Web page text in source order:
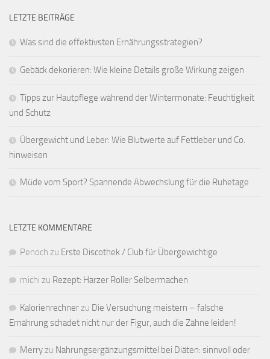
LETZTE BEITRÄGE
Was sind die effektivsten Ernährungsstrategien?
Gebäck dekorieren: Wie kleine Details große Wirkung zeigen
Tipps zur Hautpflege während der Wintermonate: Feuchtigkeit
und Schutz
Übergewicht und Leber: Wie Blutwerte auf Fettleber und Co.
hinweisen
Müde vom Sport? Spannende Abwechslung für die Ruhetage
LETZTE KOMMENTARE
Penoch zu Erste Discothek / Club für Übergewichtige
michi zu Rezept: Harzer Roller Selbermachen
Kalorienrechnerzu Die Versuchung meistern – falsche
Ernährung schadet nicht nur der Figur, auch die Zähne leiden!
Merryzu Nahrungsergänzungsmittel bei Diäten: sinnvoll oder